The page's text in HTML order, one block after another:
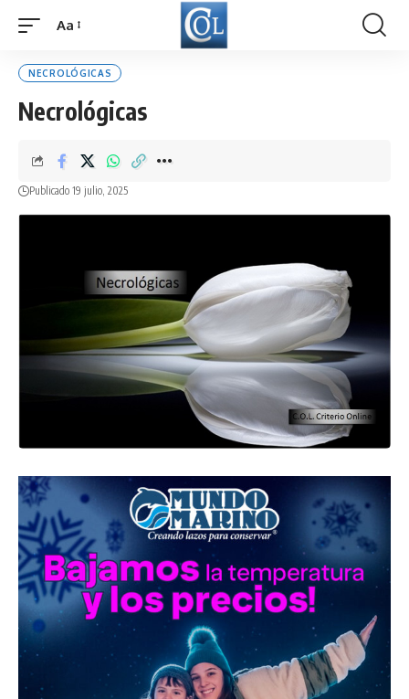
Font
Aa
NECROLÓGICAS
Necrológicas
Publicado 19 julio, 2025